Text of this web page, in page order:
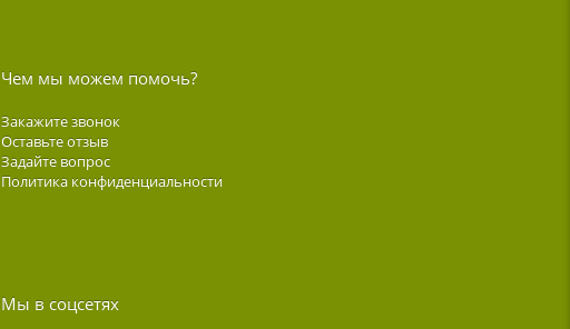
Чем мы можем помочь?
Закажите звонок
Оставьте отзыв
Задайте вопрос
Политика конфиденциальности
Мы в соцсетях